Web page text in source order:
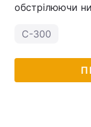
обстрілюючи
С-300